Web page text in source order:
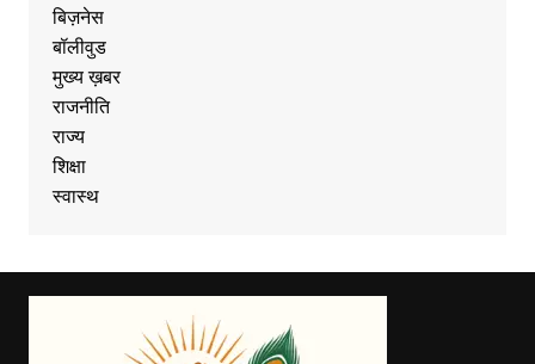
बिज़नेस
बॉलीवुड
मुख्य ख़बर
राजनीति
राज्य
शिक्षा
स्वास्थ